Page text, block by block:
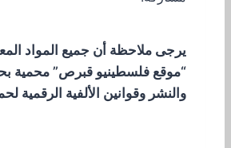
يرجى ملاحظة أن جميع المواد
“موقع فلسطينيو قبرص” محمية
والنشر وقوانين الألفية الرقمية